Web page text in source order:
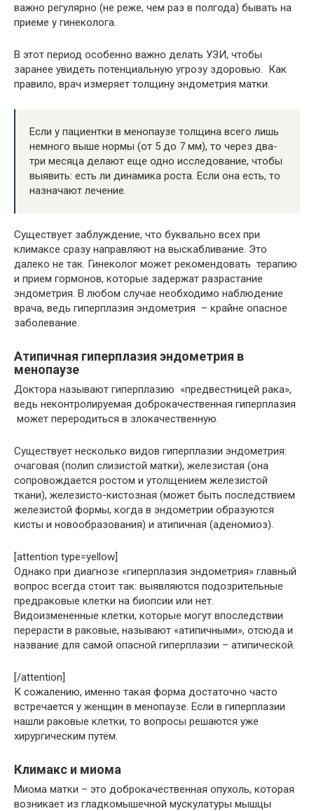
важно регулярно (не реже, чем раз в полгода) бывать на
приеме у гинеколога.
В этот период особенно важно делать УЗИ, чтобы
заранее увидеть потенциальную угрозу здоровью. Как
правило, врач измеряет толщину эндометрия матки.
Если у пациентки в менопаузе толщина всего лишь
немного выше нормы (от 5 до 7 мм), то через два-
три месяца делают еще одно исследование, чтобы
выявить: есть ли динамика роста. Если она есть, то
назначают лечение.
Существует заблуждение, что буквально всех при
климаксе сразу направляют на выскабливание. Это
далеко не так. Гинеколог может рекомендовать терапию
и прием гормонов, которые задержат разрастание
эндометрия. В любом случае необходимо наблюдение
врача, ведь гиперплазия эндометрия – крайне опасное
заболевание.
Атипичная гиперплазия эндометрия в
менопаузе
Доктора называют гиперплазию «предвестницей рака»,
ведь неконтролируемая доброкачественная гиперплазия
может переродиться в злокачественную.
Существует несколько видов гиперплазии эндометрия:
очаговая (полип слизистой матки), железистая (она
сопровождается ростом и утолщением железистой
ткани), железисто-кистозная (может быть последствием
железистой формы, когда в эндометрии образуются
кисты и новообразования) и атипичная (аденомиоз).
[attention type=yellow]
Однако при диагнозе «гиперплазия эндометрия» главный
вопрос всегда стоит так: выявляются подозрительные
предраковые клетки на биопсии или нет.
Видоизмененные клетки, которые могут впоследствии
перерасти в раковые, называют «атипичными», отсюда и
название для самой опасной гиперплазии – атипической.
[/attention]
К сожалению, именно такая форма достаточно часто
встречается у женщин в менопаузе. Если в гиперплазии
нашли раковые клетки, то вопросы решаются уже
хирургическим путём.
Климакс и миома
Миома матки – это доброкачественная опухоль, которая
возникает из гладкомышечной мускулатуры мышцы